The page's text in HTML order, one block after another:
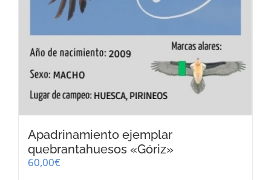
Apadrinamiento ejemplar
quebrantahuesos «Góriz»
60,00€